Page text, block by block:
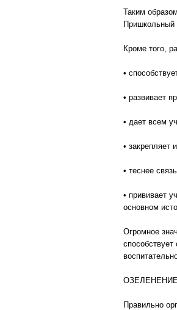
Таким
Пришкольный
Кроме того,
•
• развивает
• дает всем
• закрепляет
• теснее
• прививает
основном
Огромное
Правильно